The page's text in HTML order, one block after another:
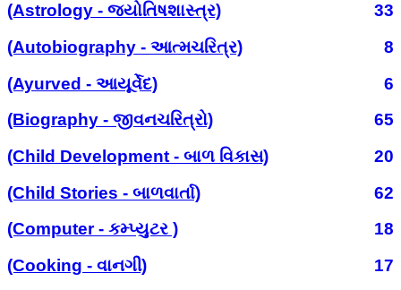
(Astrology - જ્યોતિષશાસ્ત્ર)
33
(Autobiography - આત્મચરિત્ર)
8
(Ayurved - આયૂર્વેદ)
6
(Biography - જીવનચરિત્રો)
65
(Child Development - બાળ વિકાસ)
20
(Child Stories - બાળવાર્તા)
62
(Computer - કમ્પ્યુટર )
18
(Cooking - વાનગી)
17